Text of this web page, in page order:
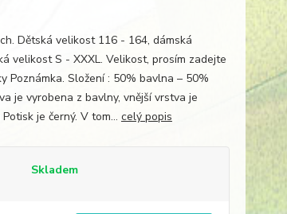
Dětská velikost 116 - 164, dámská
velikost S - XXXL. Velikost, prosím zadejte
Poznámka. Složení : 50% bavlna – 50%
je vyrobena z bavlny, vnější vrstva je
je černý. V tom... celý popis
Skladem